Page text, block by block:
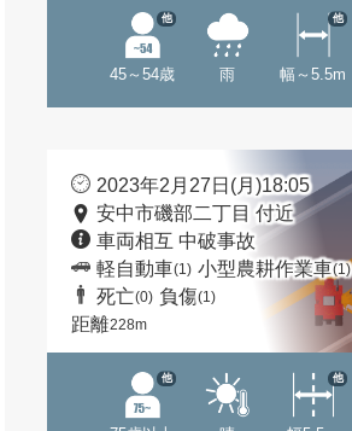
45～54歳
他
雨 幅～5.5m
他
2023年2月27日(月)18:05
安中市磯部二丁目 付近
車両相互 中破事故
軽自動車(1) 小型農耕作業車(1)
死亡(0) 負傷(1)
距離228m
他 他